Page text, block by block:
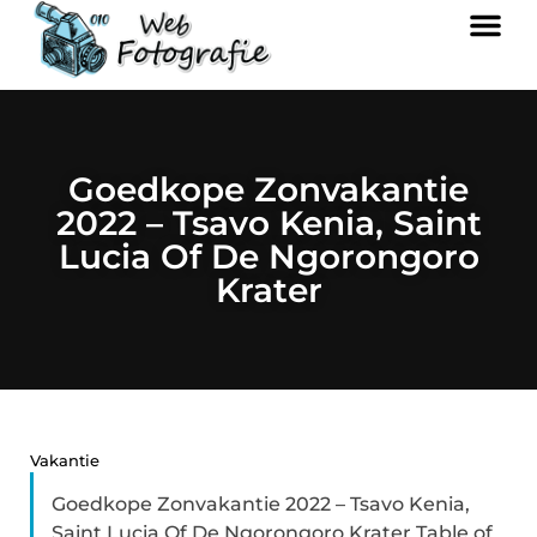
Goedkope Zonvakantie
2022 – Tsavo Kenia, Saint
Lucia Of De Ngorongoro
Krater
Vakantie
Goedkope Zonvakantie 2022 – Tsavo Kenia,